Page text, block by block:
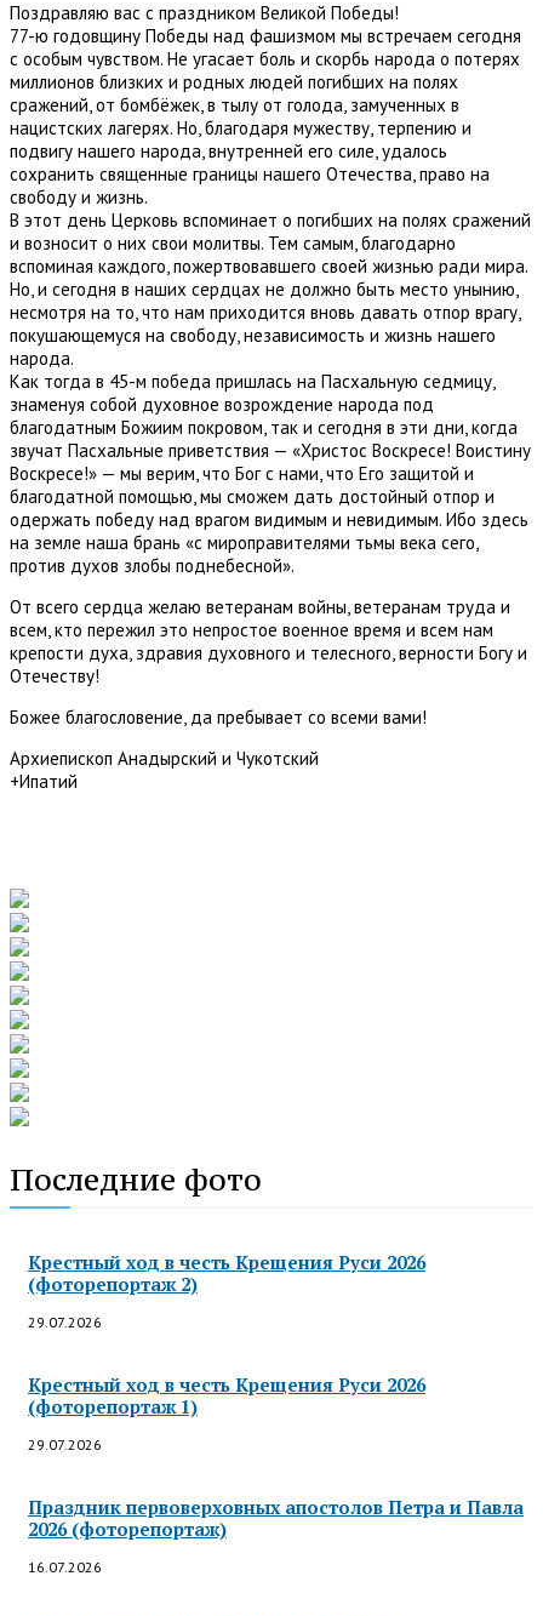
Поздравляю вас с праздником Великой Победы!
77-ю годовщину Победы над фашизмом мы встречаем сегодня
с особым чувством. Не угасает боль и скорбь народа о потерях
миллионов близких и родных людей погибших на полях
сражений, от бомбёжек, в тылу от голода, замученных в
нацистских лагерях. Но, благодаря мужеству, терпению и
подвигу нашего народа, внутренней его силе, удалось
сохранить священные границы нашего Отечества, право на
свободу и жизнь.
В этот день Церковь вспоминает о погибших на полях сражений
и возносит о них свои молитвы. Тем самым, благодарно
вспоминая каждого, пожертвовавшего своей жизнью ради мира.
Но, и сегодня в наших сердцах не должно быть место унынию,
несмотря на то, что нам приходится вновь давать отпор врагу,
покушающемуся на свободу, независимость и жизнь нашего
народа.
Как тогда в 45-м победа пришлась на Пасхальную седмицу,
знаменуя собой духовное возрождение народа под
благодатным Божиим покровом, так и сегодня в эти дни, когда
звучат Пасхальные приветствия — «Христос Воскресе! Воистину
Воскресе!» — мы верим, что Бог с нами, что Его защитой и
благодатной помощью, мы сможем дать достойный отпор и
одержать победу над врагом видимым и невидимым. Ибо здесь
на земле наша брань «с мироправителями тьмы века сего,
против духов злобы поднебесной».
От всего сердца желаю ветеранам войны, ветеранам труда и
всем, кто пережил это непростое военное время и всем нам
крепости духа, здравия духовного и телесного, верности Богу и
Отечеству!
Божее благословение, да пребывает со всеми вами!
Архиепископ Анадырский и Чукотский
+Ипатий
Последние фото
Крестный ход в честь Крещения Руси 2026
(фоторепортаж 2)
29.07.2026
Крестный ход в честь Крещения Руси 2026
(фоторепортаж 1)
29.07.2026
Праздник первоверховных апостолов Петра и Павла
2026 (фоторепортаж)
16.07.2026